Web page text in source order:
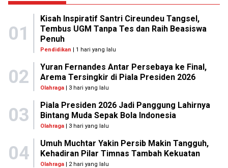
01
Kisah Inspiratif Santri Cireundeu Tangsel,
Tembus UGM Tanpa Tes dan Raih Beasiswa
Penuh
Pendidikan | 1 hari yang lalu
02
Yuran Fernandes Antar Persebaya ke Final,
Arema Tersingkir di Piala Presiden 2026
Olahraga| 3 hari yang lalu
03
Piala Presiden 2026 Jadi Panggung Lahirnya
Bintang Muda Sepak Bola Indonesia
Olahraga| 3 hari yang lalu
04
Umuh Muchtar Yakin Persib Makin Tangguh,
Kehadiran Pilar Timnas Tambah Kekuatan
Olahraga| 2 hari yang lalu